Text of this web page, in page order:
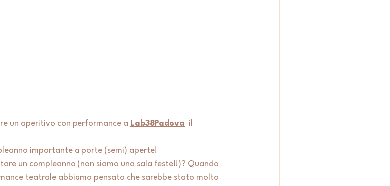
un aperitivo con performance a Lab38Padova il
importante a porte (semi) aperte!
un compleanno (non siamo una sala feste!!)? Quando
teatrale abbiamo pensato che sarebbe stato molto